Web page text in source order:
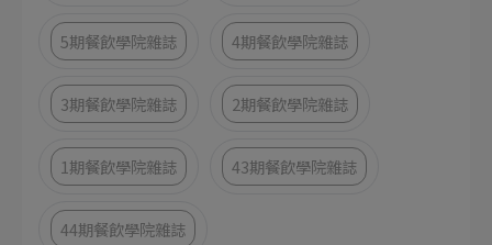
5期餐飲學院雜誌 4期餐飲學院雜誌
3期餐飲學院雜誌 2期餐飲學院雜誌
1期餐飲學院雜誌 43期餐飲學院雜誌
44期餐飲學院雜誌